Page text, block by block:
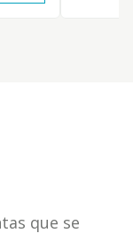
que se